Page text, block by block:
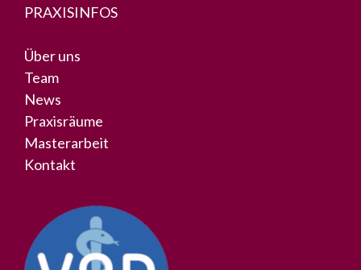
PRAXISINFOS
Über uns
Team
News
Praxisräume
Masterarbeit
Kontakt